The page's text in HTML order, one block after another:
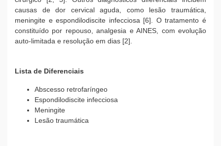
causas de dor cervical aguda, como lesão traumática,
meningite e espondilodiscite infecciosa [6]. O tratamento é
constituído por repouso, analgesia e AINES, com evolução
auto-limitada e resolução em dias [2].
Lista de Diferenciais
Abscesso retrofaríngeo
Espondilodiscite infecciosa
Meningite
Lesão traumática